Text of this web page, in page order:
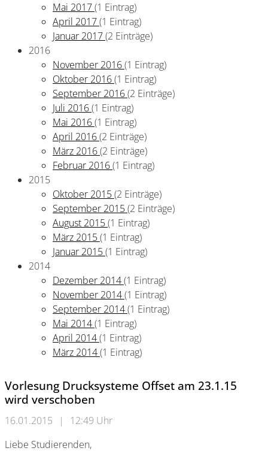
Mai 2017(1 Eintrag)
April 2017(1 Eintrag)
Januar 2017(2 Einträge)
2016
November 2016(1 Eintrag)
Oktober 2016(1 Eintrag)
September 2016(2 Einträge)
Juli 2016(1 Eintrag)
Mai 2016(1 Eintrag)
April 2016(2 Einträge)
März 2016(2 Einträge)
Februar 2016(1 Eintrag)
2015
Oktober 2015(2 Einträge)
September 2015(2 Einträge)
August 2015(1 Eintrag)
März 2015(1 Eintrag)
Januar 2015(1 Eintrag)
2014
Dezember 2014(1 Eintrag)
November 2014(1 Eintrag)
September 2014(1 Eintrag)
Mai 2014(1 Eintrag)
April 2014(1 Eintrag)
März 2014(1 Eintrag)
Vorlesung Drucksysteme Offset am 23.1.15
wird verschoben
16.01.2015 |
12:49 Uhr
Liebe Studierenden,